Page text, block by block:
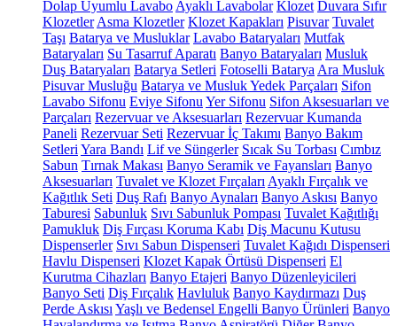
Dolap Uyumlu Lavabo Ayaklı Lavabolar Klozet Duvara Sıfır
Klozetler Asma Klozetler Klozet Kapakları Pisuvar Tuvalet
Taşı Batarya ve Musluklar Lavabo Bataryaları Mutfak
Bataryaları Su Tasarruf Aparatı Banyo Bataryaları Musluk
Duş Bataryaları Batarya Setleri Fotoselli Batarya Ara Musluk
Pisuvar Musluğu Batarya ve Musluk Yedek Parçaları Sifon
Lavabo Sifonu Eviye Sifonu Yer Sifonu Sifon Aksesuarları ve
Parçaları Rezervuar ve Aksesuarları Rezervuar Kumanda
Paneli Rezervuar Seti Rezervuar İç Takımı Banyo Bakım
Setleri Yara Bandı Lif ve Süngerler Sıcak Su Torbası Cımbız
Sabun Tırnak Makası Banyo Seramik ve Fayansları Banyo
Aksesuarları Tuvalet ve Klozet Fırçaları Ayaklı Fırçalık ve
Kağıtlık Seti Duş Rafı Banyo Aynaları Banyo Askısı Banyo
Taburesi Sabunluk Sıvı Sabunluk Pompası Tuvalet Kağıtlığı
Pamukluk Diş Fırçası Koruma Kabı Diş Macunu Kutusu
Dispenserler Sıvı Sabun Dispenseri Tuvalet Kağıdı Dispenseri
Havlu Dispenseri Klozet Kapak Örtüsü Dispenseri El
Kurutma Cihazları Banyo Etajeri Banyo Düzenleyicileri
Banyo Seti Diş Fırçalık Havluluk Banyo Kaydırmazı Duş
Perde Askısı Yaşlı ve Bedensel Engelli Banyo Ürünleri Banyo